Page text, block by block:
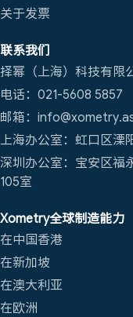
关于发票
联系我们
择幂（上海）科技有限
电话：021-5608 5857
邮箱：
上海办公室：虹口区
深圳办公室：宝安区福
105室
Xometry全球制造能力
在中国香港
在新加坡
在澳大利亚
在欧洲